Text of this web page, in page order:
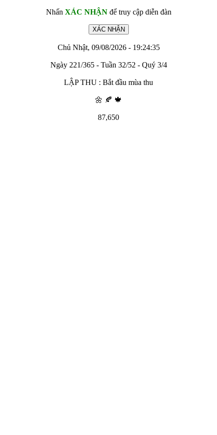
Nhấn XÁC NHẬNđể truy cập diễn đàn
Chủ Nhật, 09/08/2026 - 19:24:35
Ngày 221/365 - Tuần 32/52 - Quý 3/4
LẬP THU : Bắt đầu mùa thu
🌼 🍂 🍁
87,650